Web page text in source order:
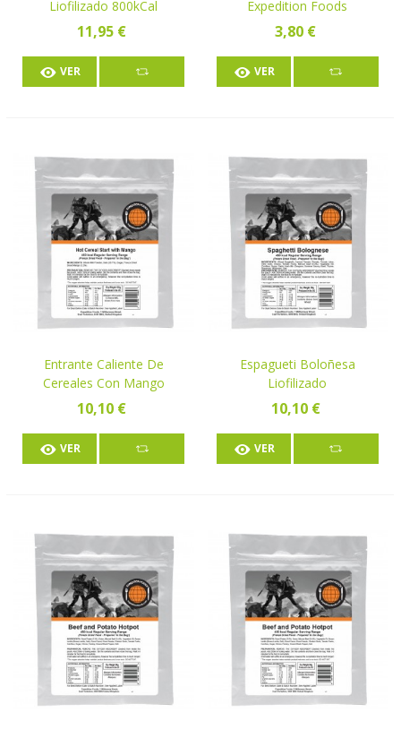
Liofilizado 800kCal
11,95 €
VER
Expedition Foods
3,80 €
VER
Entrante Caliente De
Cereales Con Mango
Liofilizado 450 KCal
10,10 €
VER
Espagueti Boloñesa
Liofilizado
10,10 €
VER